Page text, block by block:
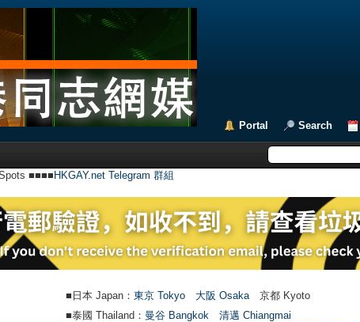
Portal Search
■■■■ HKGAY.net Telegram 群組
■日本 Japan： 東京 Tokyo 大阪 Osaka 京都 Kyoto
■泰國 Thailand： 曼谷 Bangkok
清邁 Chiangmai